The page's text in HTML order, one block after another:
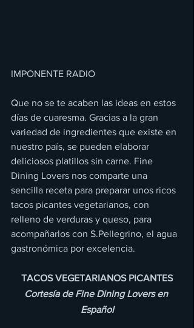
IMPONENTE RADIO
Que no se te acaben las ideas en estos
días de cuaresma. Gracias a la gran
variedad de ingredientes que existe en
nuestro país, se pueden elaborar
deliciosos platillos sin carne. Fine
Dining Lovers nos comparte una
sencilla receta para preparar unos ricos
tacos picantes vegetarianos, con
relleno de verduras y queso, para
acompañarlos con S.Pellegrino, el agua
gastronómica por excelencia.
TACOS VEGETARIANOS PICANTES
Cortesía de Fine Dining Lovers en
Español